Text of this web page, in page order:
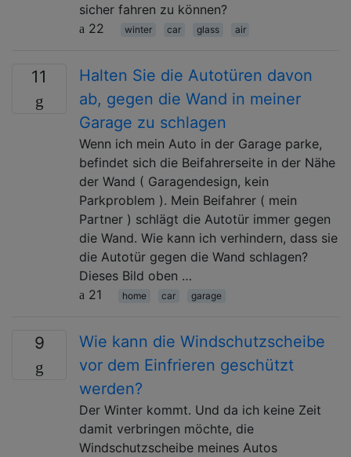
sicher fahren zu können?
22
winter car glass air
11
Halten Sie die Autotüren davon
ab, gegen die Wand in meiner
Garage zu schlagen
Wenn ich mein Auto in der Garage parke,
befindet sich die Beifahrerseite in der Nähe
der Wand ( Garagendesign, kein
Parkproblem ). Mein Beifahrer ( mein
Partner ) schlägt die Autotür immer gegen
die Wand. Wie kann ich verhindern, dass sie
die Autotür gegen die Wand schlagen?
Dieses Bild oben …
21
home car garage
9
Wie kann die Windschutzscheibe
vor dem Einfrieren geschützt
werden?
Der Winter kommt. Und da ich keine Zeit
damit verbringen möchte, die
Windschutzscheibe meines Autos